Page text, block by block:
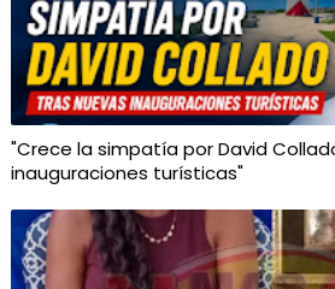
"Crece la simpatía por David
inauguraciones turísticas"